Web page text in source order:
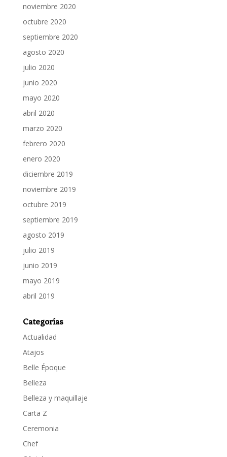
noviembre 2020
octubre 2020
septiembre 2020
agosto 2020
julio 2020
junio 2020
mayo 2020
abril 2020
marzo 2020
febrero 2020
enero 2020
diciembre 2019
noviembre 2019
octubre 2019
septiembre 2019
agosto 2019
julio 2019
junio 2019
mayo 2019
abril 2019
Categorías
Actualidad
Atajos
Belle Époque
Belleza
Belleza y maquillaje
Carta Z
Ceremonia
Chef